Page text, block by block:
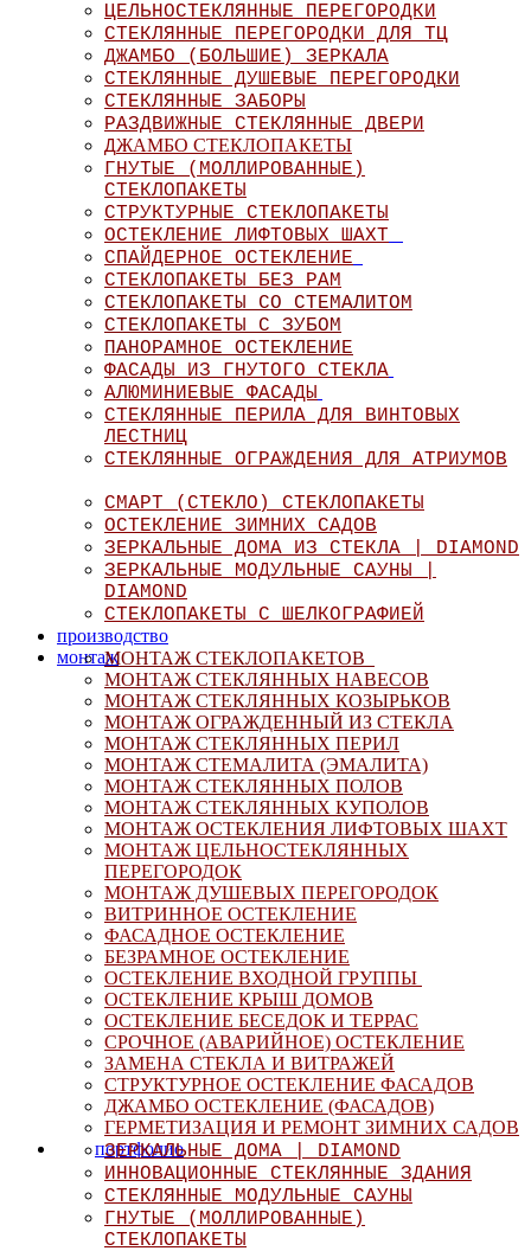
ЦЕЛЬНОСТЕКЛЯННЫЕ ПЕРЕГОРОДКИ
СТЕКЛЯННЫЕ ПЕРЕГОРОДКИ ДЛЯ ТЦ
ДЖАМБО (БОЛЬШИЕ) ЗЕРКАЛА
СТЕКЛЯННЫЕ ДУШЕВЫЕ ПЕРЕГОРОДКИ
СТЕКЛЯННЫЕ ЗАБОРЫ
РАЗДВИЖНЫЕ СТЕКЛЯННЫЕ ДВЕРИ
ДЖАМБО СТЕКЛОПАКЕТЫ
ГНУТЫЕ (МОЛЛИРОВАННЫЕ)
СТЕКЛОПАКЕТЫ
СТРУКТУРНЫЕ СТЕКЛОПАКЕТЫ
ОСТЕКЛЕНИЕ ЛИФТОВЫХ ШАХТ
СПАЙДЕРНОЕ ОСТЕКЛЕНИЕ
СТЕКЛОПАКЕТЫ БЕЗ РАМ
СТЕКЛОПАКЕТЫ СО СТЕМАЛИТОМ
СТЕКЛОПАКЕТЫ С ЗУБОМ
ПАНОРАМНОЕ ОСТЕКЛЕНИЕ
ФАСАДЫ ИЗ ГНУТОГО СТЕКЛА
АЛЮМИНИЕВЫЕ ФАСАДЫ
СТЕКЛЯННЫЕ ПЕРИЛА ДЛЯ ВИНТОВЫХ
ЛЕСТНИЦ
СТЕКЛЯННЫЕ ОГРАЖДЕНИЯ ДЛЯ АТРИУМОВ
СМАРТ (СТЕКЛО) СТЕКЛОПАКЕТЫ
ОСТЕКЛЕНИЕ ЗИМНИХ САДОВ
ЗЕРКАЛЬНЫЕ ДОМА ИЗ СТЕКЛА | DIAMOND
ЗЕРКАЛЬНЫЕ МОДУЛЬНЫЕ САУНЫ |
DIAMOND
СТЕКЛОПАКЕТЫ С ШЕЛКОГРАФИЕЙ
производство
монтажМОНТАЖ СТЕКЛОПАКЕТОВ
МОНТАЖ СТЕКЛЯННЫХ НАВЕСОВ
МОНТАЖ СТЕКЛЯННЫХ КОЗЫРЬКОВ
МОНТАЖ ОГРАЖДЕННЫЙ ИЗ СТЕКЛА
МОНТАЖ СТЕКЛЯННЫХ ПЕРИЛ
МОНТАЖ СТЕМАЛИТА (ЭМАЛИТА)
МОНТАЖ СТЕКЛЯННЫХ ПОЛОВ
МОНТАЖ СТЕКЛЯННЫХ КУПОЛОВ
МОНТАЖ ОСТЕКЛЕНИЯ ЛИФТОВЫХ ШАХТ
МОНТАЖ ЦЕЛЬНОСТЕКЛЯННЫХ
ПЕРЕГОРОДОК
МОНТАЖ ДУШЕВЫХ ПЕРЕГОРОДОК
ВИТРИННОЕ ОСТЕКЛЕНИЕ
ФАСАДНОЕ ОСТЕКЛЕНИЕ
БЕЗРАМНОЕ ОСТЕКЛЕНИЕ
ОСТЕКЛЕНИЕ ВХОДНОЙ ГРУППЫ
ОСТЕКЛЕНИЕ КРЫШ ДОМОВ
ОСТЕКЛЕНИЕ БЕСЕДОК И ТЕРРАС
СРОЧНОЕ (АВАРИЙНОЕ) ОСТЕКЛЕНИЕ
ЗАМЕНА СТЕКЛА И ВИТРАЖЕЙ
СТРУКТУРНОЕ ОСТЕКЛЕНИЕ ФАСАДОВ
ДЖАМБО ОСТЕКЛЕНИЕ (ФАСАДОВ)
ГЕРМЕТИЗАЦИЯ И РЕМОНТ ЗИМНИХ САДОВ
портфолио
ЗЕРКАЛЬНЫЕ ДОМА | DIAMOND
ИННОВАЦИОННЫЕ СТЕКЛЯННЫЕ ЗДАНИЯ
СТЕКЛЯННЫЕ МОДУЛЬНЫЕ САУНЫ
ГНУТЫЕ (МОЛЛИРОВАННЫЕ)
СТЕКЛОПАКЕТЫ